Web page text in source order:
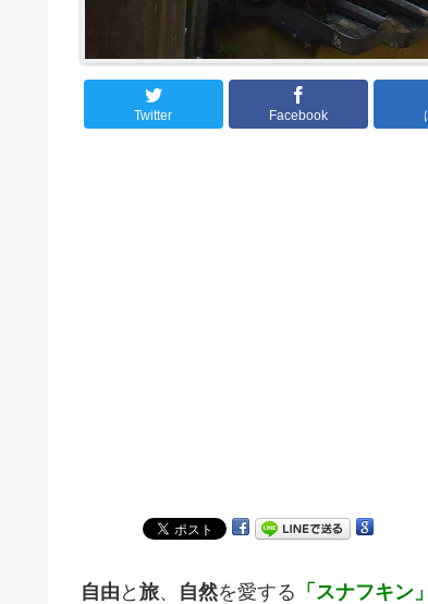
Twitter Facebook
自由 と 旅、 自然を愛する 「スナフキン」